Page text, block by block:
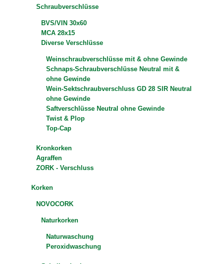
Schraubverschlüsse
BVS/VIN 30x60
MCA 28x15
Diverse Verschlüsse
Weinschraubverschlüsse mit & ohne Gewinde
Schnaps-Schraubverschlüsse Neutral mit &
ohne Gewinde
Wein-Sektschraubverschluss GD 28 SIR Neutral
ohne Gewinde
Saftverschlüsse Neutral ohne Gewinde
Twist & Plop
Top-Cap
Kronkorken
Agraffen
ZORK - Verschluss
Korken
NOVOCORK
Naturkorken
Naturwaschung
Peroxidwaschung